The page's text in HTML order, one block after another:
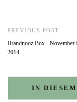
PREVIOUS POST
Brandnooz Box - November
2014
IN